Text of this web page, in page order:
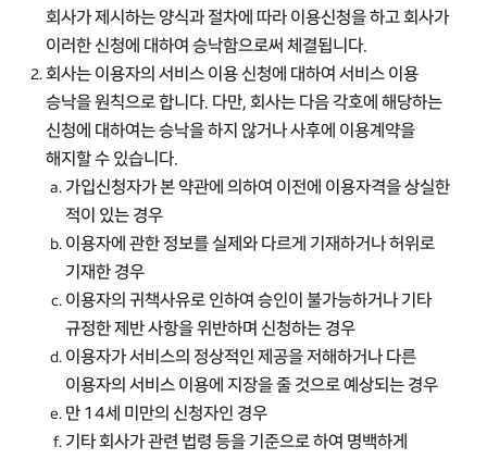
회사가 제시하는 양식과 절차에 따라 이용신청을 하고 회사가
이러한 신청에 대하여 승낙함으로써 체결됩니다.
회사는 이용자의 서비스 이용 신청에 대하여 서비스 이용
승낙을 원칙으로 합니다. 다만, 회사는 다음 각호에 해당하는
신청에 대하여는 승낙을 하지 않거나 사후에 이용계약을
해지할 수 있습니다.
가입신청자가 본 약관에 의하여 이전에 이용자격을 상실한
적이 있는 경우
이용자에 관한 정보를 실제와 다르게 기재하거나 허위로
기재한 경우
이용자의 귀책사유로 인하여 승인이 불가능하거나 기타
규정한 제반 사항을 위반하며 신청하는 경우
이용자가 서비스의 정상적인 제공을 저해하거나 다른
이용자의 서비스 이용에 지장을 줄 것으로 예상되는 경우
만 14세 미만의 신청자인 경우
기타 회사가 관련 법령 등을 기준으로 하여 명백하게